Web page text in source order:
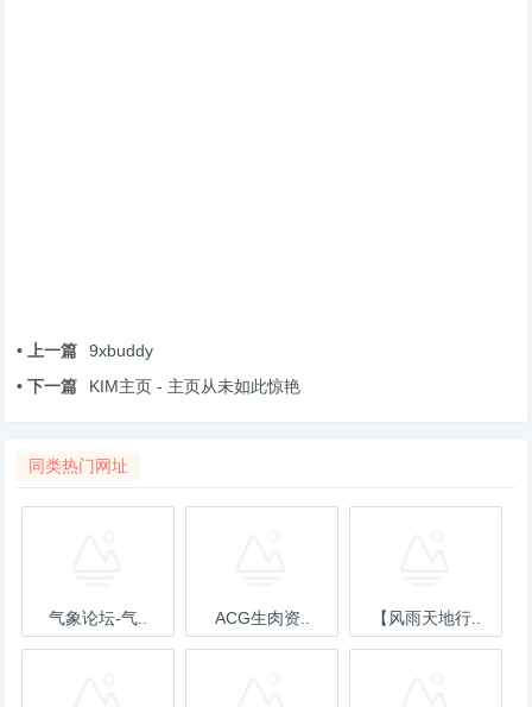
• 上一篇
9xbuddy
• 下一篇
KIM主页 - 主页从未如此惊艳
同类热门网址
气象论坛-气.. ACG生肉资.. 【风雨天地行..